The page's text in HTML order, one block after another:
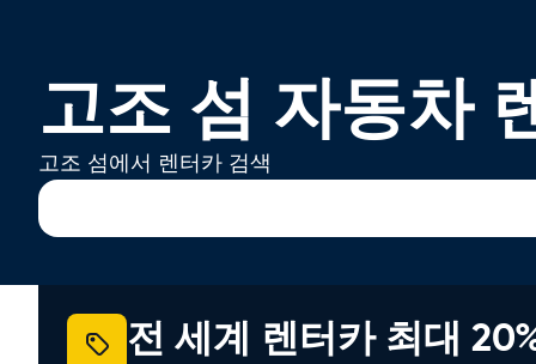
고조 섬 자동차
고조 섬에서 렌터카 검색
전 세계 렌터카 최대